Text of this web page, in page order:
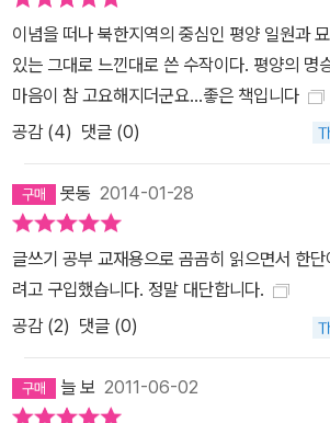
등 일상 속에서 마주친 북한의 모습을 고스란
면 북한의 문화유산과 더불어 북한동포들의 순
게 남는 이유도 그 때문이다. “일상의 표정”을
이념을 떠나 북한지역의 중심인 평양 일원과
있는 그대로 느낀대로 쓴 수작이다. 평양의 명
마음이 참 고요해지더군요...좋은 책입니다
공감 (4) 댓글 (0)
못동 2014-01-28
글쓰기 공부 교재용으로 곰곰히 읽으면서 한
려고 구입했습니다. 정말 대단합니다.
공감 (2) 댓글 (0)
늘 보 2011-06-02